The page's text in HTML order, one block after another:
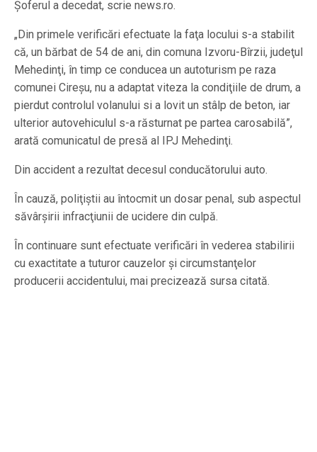
Şoferul a decedat, scrie news.ro.
„Din primele verificări efectuate la faţa locului s-a stabilit
că, un bărbat de 54 de ani, din comuna Izvoru-Bîrzii, judeţul
Mehedinţi, în timp ce conducea un autoturism pe raza
comunei Cireşu, nu a adaptat viteza la condiţiile de drum, a
pierdut controlul volanului si a lovit un stâlp de beton, iar
ulterior autovehiculul s-a răsturnat pe partea carosabilă”,
arată comunicatul de presă al IPJ Mehedinţi.
Din accident a rezultat decesul conducătorului auto.
În cauză, poliţiştii au întocmit un dosar penal, sub aspectul
săvârşirii infracţiunii de ucidere din culpă.
În continuare sunt efectuate verificări în vederea stabilirii
cu exactitate a tuturor cauzelor şi circumstanţelor
producerii accidentului, mai precizează sursa citată.